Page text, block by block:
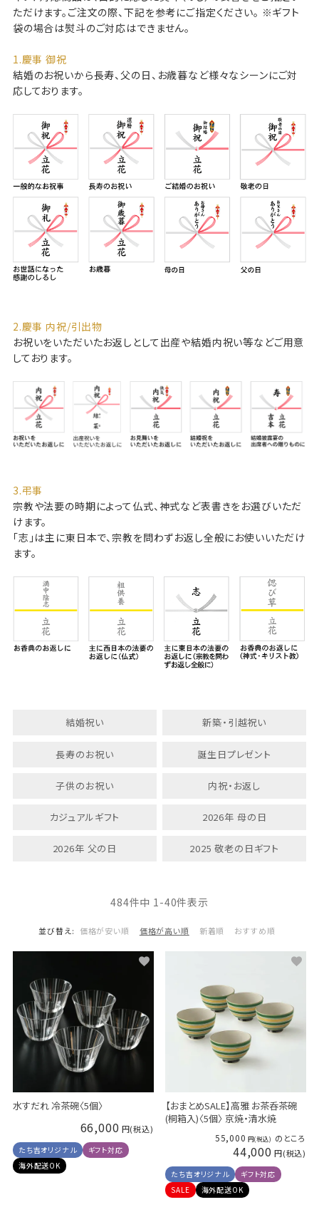
ただけます。ご注文の際、下記を参考にご指定ください。 ※ギフト
袋の場合は熨斗のご対応はできません。
1.慶事 御祝
結婚のお祝いから長寿、父の日、お歳暮など様々なシーンにご対
応しております。
2.慶事 内祝/引出物
お祝いをいただいたお返しとして出産や結婚内祝い等などご用意
しております。
3.弔事
宗教や法要の時期によって仏式、神式など表書きをお選びいただ
けます。
「志」は主に東日本で、宗教を問わずお返し全般にお使いいただけ
ます。
結婚祝い 新築・引越祝い
長寿のお祝い 誕生日プレゼント
子供のお祝い 内祝・お返し
カジュアルギフト 2026年 母の日
2026年 父の日 2025 敬老の日ギフト
並び替え 価格が安い順 価格が高い順 新着順 おすすめ順
484件中 1-40件表示
水すだれ 冷茶碗〈5個〉
66,000
たち吉オリジナル
ギフト対応
海外配送OK
【おまとめSALE】高雅 お茶呑茶碗
(桐箱入)〈5個〉 京焼・清水焼
55,000 のところ
44,000
たち吉オリジナル
ギフト対応
SALE
海外配送OK